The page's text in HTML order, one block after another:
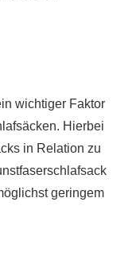
wichtiger Faktor
Hierbei
in Relation zu
geringem